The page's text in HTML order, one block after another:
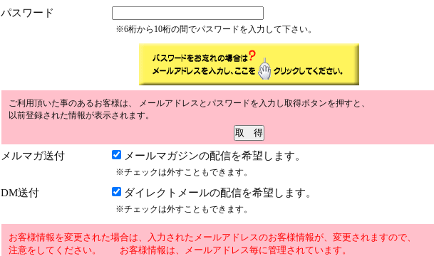
パスワード
※6桁から10桁の間でパスワードを入力して下さい。
ご利用頂いた事のあるお客様は、 メールアドレスとパスワードを入力し取得ボタンを押すと、
以前登録された情報が表示されます。
メルマガ送付 メールマガジンの配信を希望します。
※チェックは外すこともできます。
DM送付 ダイレクトメールの配信を希望します。
※チェックは外すこともできます。
お客様情報を変更された場合は、入力されたメールアドレスのお客様情報が、変更されますので、
注意をしてください。 お客様情報は、メールアドレス毎に管理されています。